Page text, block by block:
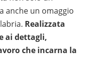
anche un omaggio
Realizzata
ai dettagli,
che incarna la